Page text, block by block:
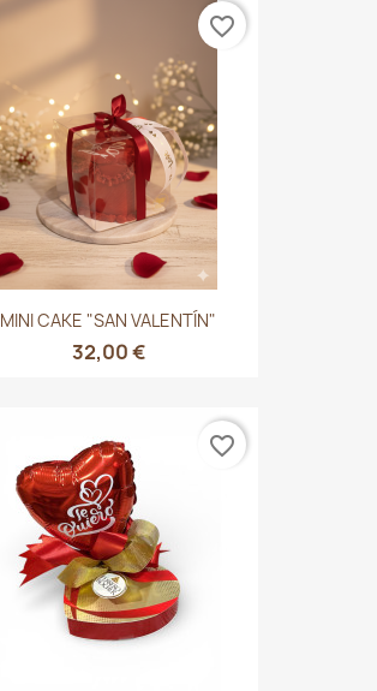
MINI CAKE "SAN VALENTÍN"
32,00 €
favorite_border
favorite_border